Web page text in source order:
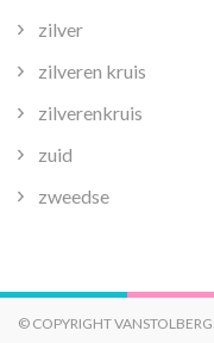
zilver
zilveren kruis
zilverenkruis
zuid
zweedse
© COPYRIGHT